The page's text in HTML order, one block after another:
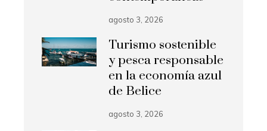
agosto 3, 2026
Turismo sostenible
y pesca responsable
en la economía azul
de Belice
agosto 3, 2026